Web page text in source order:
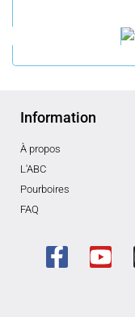
Information
À propos
L'ABC
Pourboires
FAQ